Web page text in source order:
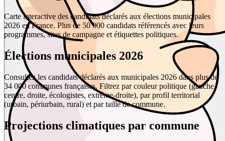
Carte interactive des candidats déclarés aux élections municipales
2026 en France. Plus de 50 000 candidats référencés avec leurs
programmes, sites de campagne et étiquettes politiques.
Élections municipales 2026
Consultez les candidats déclarés aux municipales 2026 dans plus de
34 000 communes françaises. Filtrez par couleur politique (gauche,
centre, droite, écologistes, extrême-droite), par profil territorial
(urbain, périurbain, rural) et par taille de commune.
Projections climatiques par commune